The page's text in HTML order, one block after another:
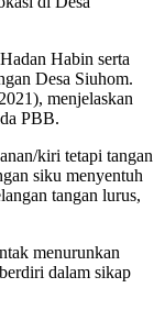
Habin serta
Desa Siuhom.
menjelaskan
PBB.
kiri tetapi tangan
siku menyentuh
tangan lurus,
menurunkan
dalam sikap